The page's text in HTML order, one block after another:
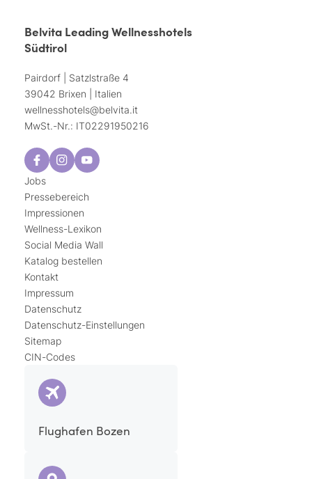
Belvita Leading Wellnesshotels
Südtirol
Pairdorf | Satzlstraße 4
39042 Brixen | Italien
wellnesshotels@belvita.it
MwSt.-Nr.: IT02291950216
Jobs
Pressebereich
Impressionen
Wellness-Lexikon
Social Media Wall
Katalog bestellen
Kontakt
Impressum
Datenschutz
Datenschutz-Einstellungen
Sitemap
CIN-Codes
Flughafen Bozen